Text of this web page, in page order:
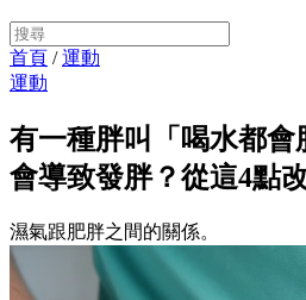
首頁 /運動
運動
有一種胖叫「喝水都會
會導致發胖？從這4點
濕氣跟肥胖之間的關係。